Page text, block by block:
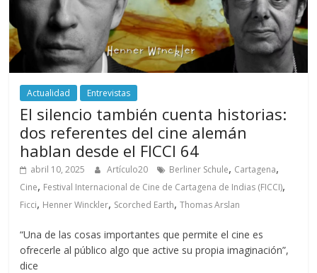
Actualidad Entrevistas
El silencio también cuenta historias:
dos referentes del cine alemán
hablan desde el FICCI 64
abril 10, 2025 Artículo20 Berliner Schule, Cartagena,
Cine, Festival Internacional de Cine de Cartagena de Indias (FICCI),
Ficci, Henner Winckler, Scorched Earth,Thomas Arslan
“Una de las cosas importantes que permite el cine es
ofrecerle al público algo que active su propia imaginación”,
dice